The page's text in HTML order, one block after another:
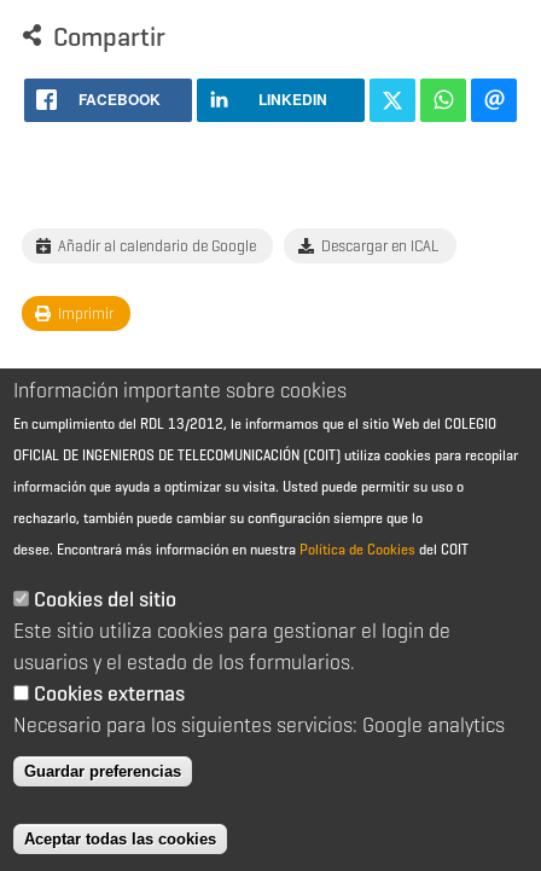
Compartir
FACEBOOK LINKEDIN
Añadir al calendario de Google Descargar en ICAL
Imprimir
Aviso Legal - Información general
Política de cookies
Política de reembolso
Sitemap
C/ Almagro 2 1º Izqda 28010 Madrid
91 391 10 66
coit@coit.es
Información importante sobre cookies
En cumplimiento del RDL 13/2012, le informamos que el sitio Web del COLEGIO
OFICIAL DE INGENIEROS DE TELECOMUNICACIÓN (COIT) utiliza cookies para recopilar
información que ayuda a optimizar su visita. Usted puede permitir su uso o
rechazarlo, también puede cambiar su configuración siempre que lo
desee. Encontrará más información en nuestra Política de Cookies del COIT
Cookies del sitio
Este sitio utiliza cookies para gestionar el login de
usuarios y el estado de los formularios.
Cookies externas
Necesario para los siguientes servicios: Google analytics
Guardar preferencias
Aceptar todas las cookies